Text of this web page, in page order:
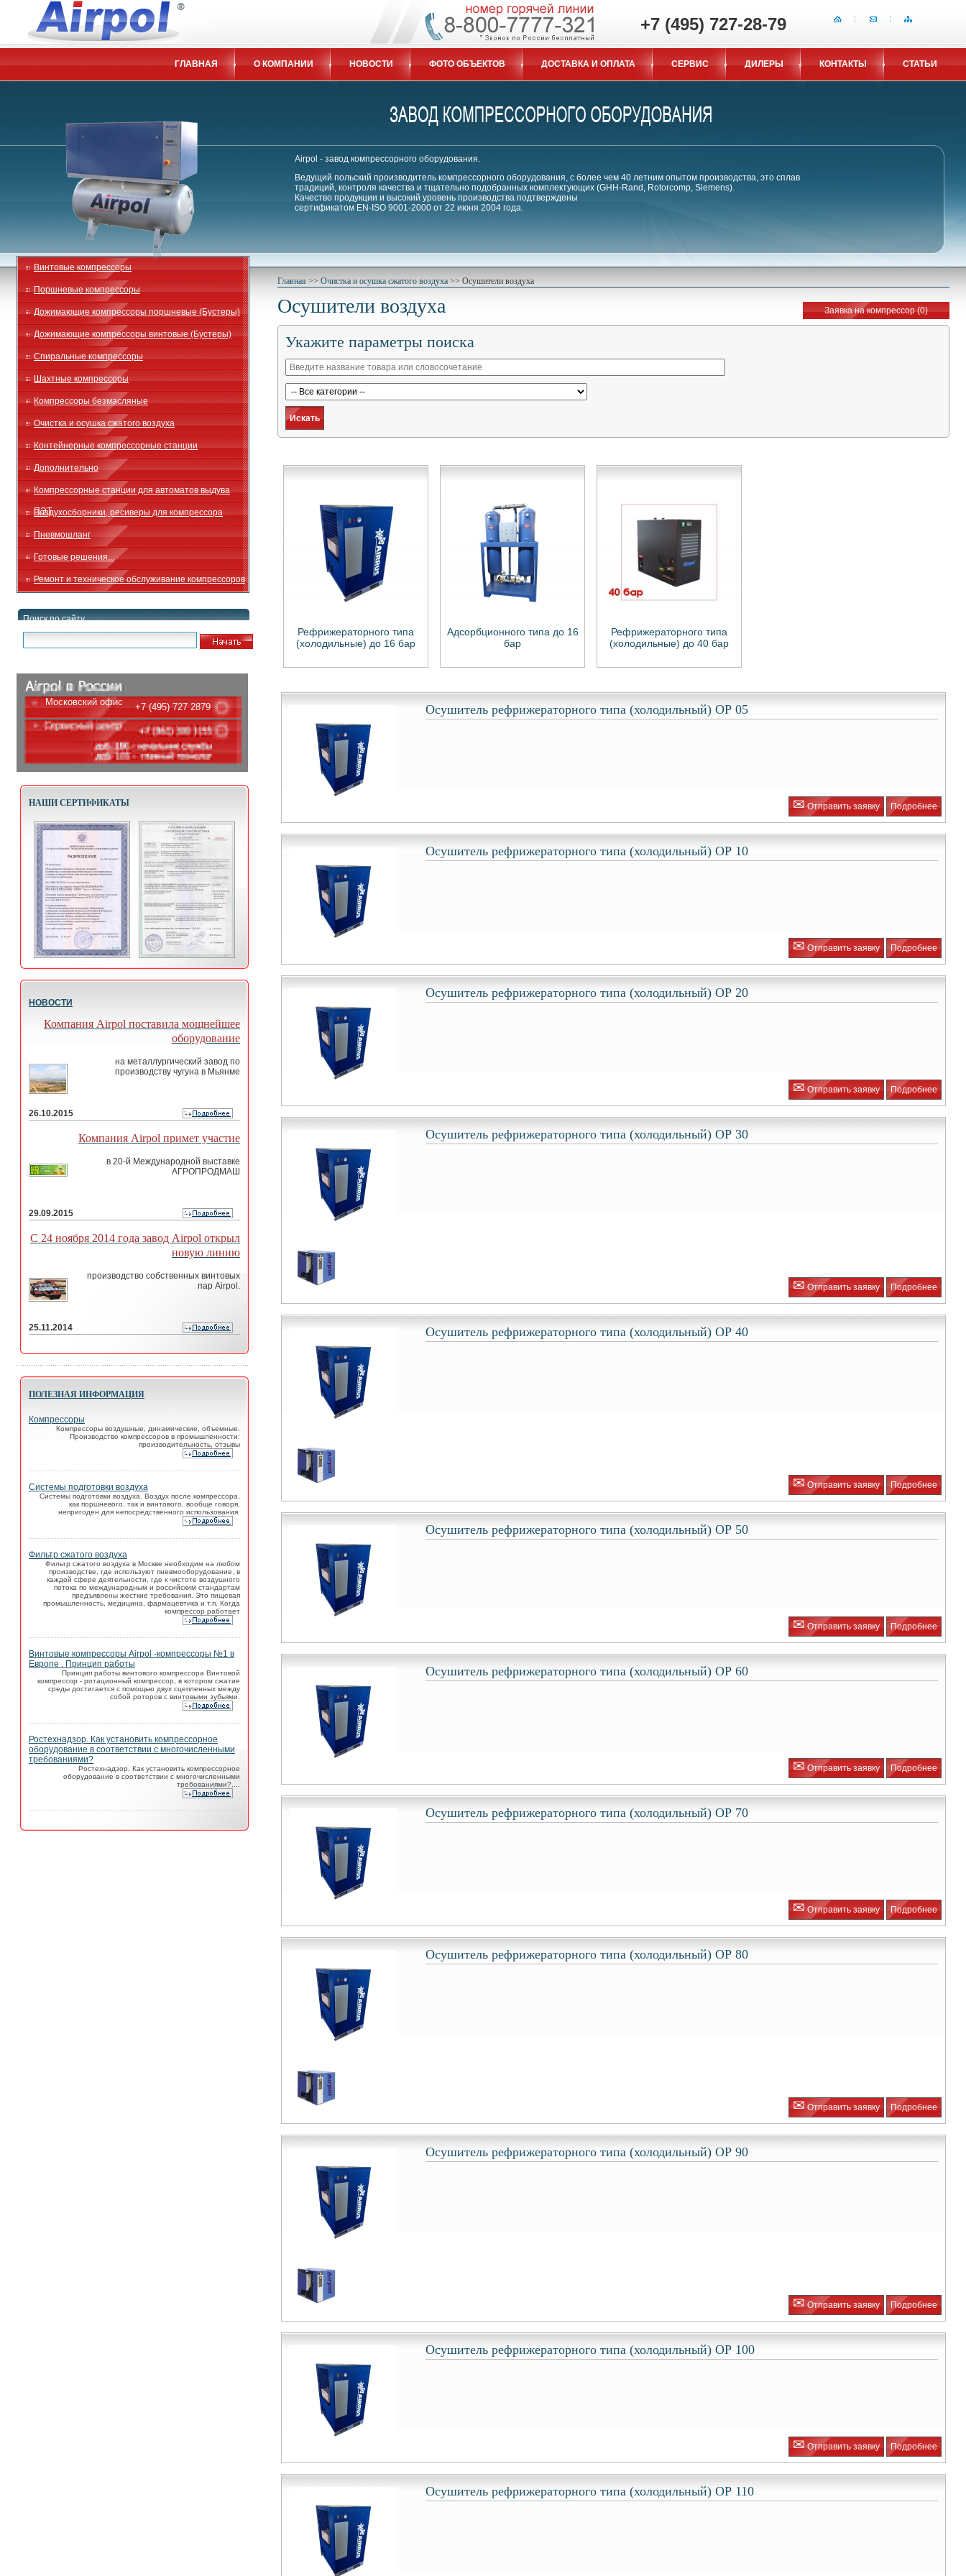
+7 (495) 727-28-79
ГЛАВНАЯ О КОМПАНИИ НОВОСТИ ФОТО ОБЪЕКТОВ ДОСТАВКА И ОПЛАТА СЕРВИС ДИЛЕРЫ КОНТАКТЫ СТАТЬИ
Airpol - завод компрессорного оборудования.
Ведущий польский производитель компрессорного оборудования, с более чем 40 летним опытом производства, это сплав
традиций, контроля качества и тщательно подобранных комплектующих (GHH-Rand, Rotorcomp, Siemens).
Качество продукции и высокий уровень производства подтверждены
сертификатом EN-ISO 9001-2000 от 22 июня 2004 года.
Винтовые компрессоры
Поршневые компрессоры
Дожимающие компрессоры поршневые (Бустеры)
Дожимающие компрессоры винтовые (Бустеры)
Спиральные компрессоры
Шахтные компрессоры
Компрессоры безмасляные
Очистка и осушка сжатого воздуха
Контейнерные компрессорные станции
Дополнительно
Компрессорные станции для автоматов выдува
ПЭТ
Воздухосборники, ресиверы для компрессора
Пневмошланг
Готовые решения...
Ремонт и техническое обслуживание компрессоров
Поиск по сайту
Московский офис +7 (495) 727 2879
НАШИ СЕРТИФИКАТЫ
НОВОСТИ
Компания Airpol поставила мощнейшее
оборудование
на металлургический завод по
производству чугуна в Мьянме
26.10.2015
Компания Airpol примет участие
в 20-й Международной выставке
АГРОПРОДМАШ
29.09.2015
С 24 ноября 2014 года завод Airpol открыл
новую линию
производство собственных винтовых
пар Airpol.
25.11.2014
ПОЛЕЗНАЯ ИНФОРМАЦИЯ
Компрессоры
Компрессоры воздушные, динамические, объемные.
Производство компрессоров в промышленности:
производительность, отзывы
Системы подготовки воздуха
Системы подготовки воздуха. Воздух после компрессора,
как поршневого, так и винтового, вообще говоря,
непригоден для непосредственного использования.
Фильтр сжатого воздуха
Фильтр сжатого воздуха в Москве необходим на любом
производстве, где используют пневмооборудование, в
каждой сфере деятельности, где к чистоте воздушного
потока по международным и российским стандартам
предъявлены жесткие требования. Это пищевая
промышленность, медицина, фармацевтика и т.п. Когда
компрессор работает
Винтовые компрессоры Airpol -компрессоры №1 в
Европе . Принцип работы
Принцип работы винтового компрессора Винтовой
компрессор - ротационный компрессор, в котором сжатие
среды достигается с помощью двух сцепленных между
собой роторов с винтовыми зубьями.
Ростехнадзор. Как установить компрессорное
оборудование в соответствии с многочисленными
требованиями?
Ростехнадзор. Как установить компрессорное
оборудование в соответствии с многочисленными
требованиями?....
Главная >> Очистка и осушка сжатого воздуха >> Осушители воздуха
Заявка на компрессор (0)
Осушители воздуха
Укажите параметры поиска
Рефрижераторного типа
(холодильные) до 16 бар
Адсорбционного типа до 16
бар
Рефрижераторного типа
(холодильные) до 40 бар
Осушитель рефрижераторного типа (холодильный) ОР 05
✉ Отправить заявку Подробнее
Осушитель рефрижераторного типа (холодильный) ОР 10
✉ Отправить заявку Подробнее
Осушитель рефрижераторного типа (холодильный) ОР 20
✉ Отправить заявку Подробнее
Осушитель рефрижераторного типа (холодильный) ОР 30
✉ Отправить заявку Подробнее
Осушитель рефрижераторного типа (холодильный) ОР 40
✉ Отправить заявку Подробнее
Осушитель рефрижераторного типа (холодильный) ОР 50
✉ Отправить заявку Подробнее
Осушитель рефрижераторного типа (холодильный) ОР 60
✉ Отправить заявку Подробнее
Осушитель рефрижераторного типа (холодильный) ОР 70
✉ Отправить заявку Подробнее
Осушитель рефрижераторного типа (холодильный) ОР 80
✉ Отправить заявку Подробнее
Осушитель рефрижераторного типа (холодильный) ОР 90
✉ Отправить заявку Подробнее
Осушитель рефрижераторного типа (холодильный) ОР 100
✉ Отправить заявку Подробнее
Осушитель рефрижераторного типа (холодильный) ОР 110